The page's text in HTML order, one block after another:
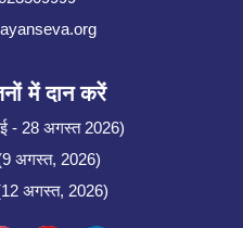
में दान करें
- 28 अगस्त 2026)
(9 अगस्त, 2026)
(12 अगस्त, 2026)